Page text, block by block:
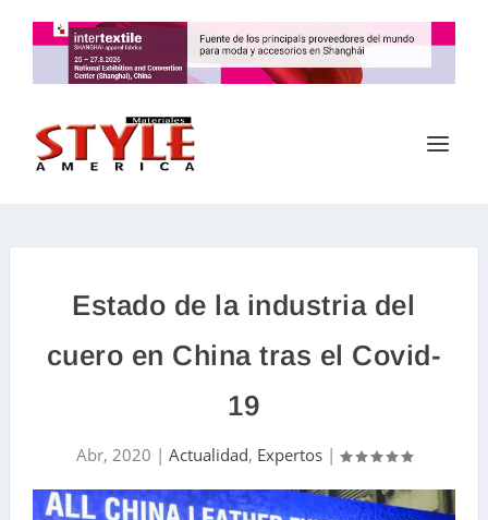
Estado de la industria del
cuero en China tras el Covid-
19
Abr, 2020 | Actualidad, Expertos|